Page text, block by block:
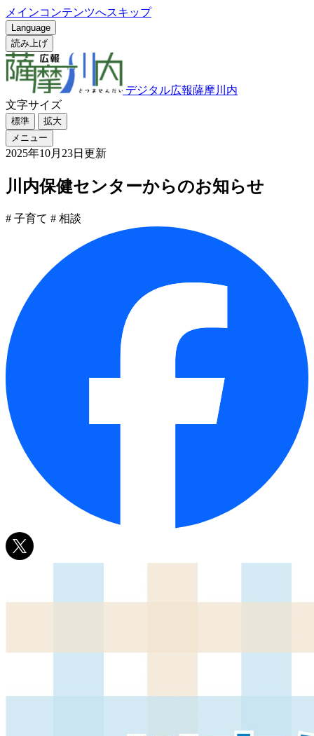
メインコンテンツへスキップ
Language
読み上げ
デジタル広報薩摩川内
文字サイズ
標準
拡大
メニュー
2025年10月23日更新
川内保健センターからのお知らせ
# 子育て # 相談